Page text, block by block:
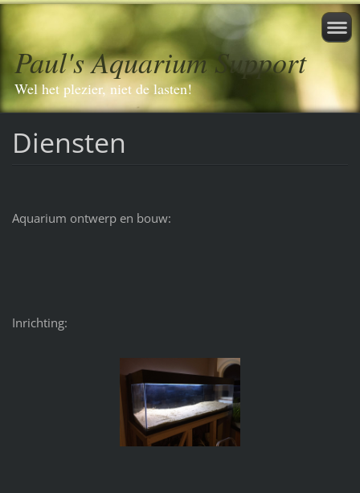
Paul's Aquarium Support
Wel het plezier, niet de lasten!
Diensten
Aquarium ontwerp en bouw:
Inrichting: